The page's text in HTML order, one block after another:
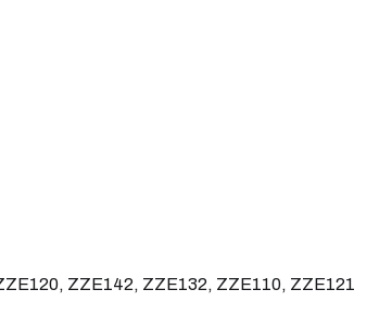
ZZE142, ZZE132, ZZE110, ZZE121